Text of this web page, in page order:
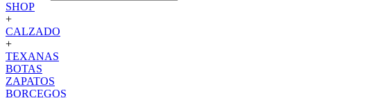
SHOP
+
CALZADO
+
TEXANAS
BOTAS
ZAPATOS
BORCEGOS